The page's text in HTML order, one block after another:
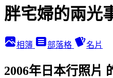
胖宅婦的兩光
相簿 部落格 名片
2006年日本行照片